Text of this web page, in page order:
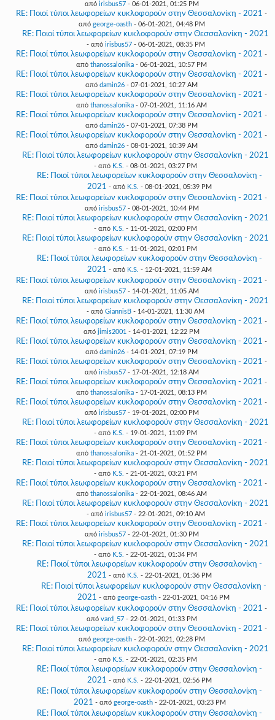
από irisbus57- 06-01-2021, 01:25 PM
RE: Ποιοί τύποι λεωφορείων κυκλοφορούν στην Θεσσαλονίκη - 2021 -
από george-oasth- 06-01-2021, 04:48 PM
RE: Ποιοί τύποι λεωφορείων κυκλοφορούν στην Θεσσαλονίκη - 2021
- από irisbus57- 06-01-2021, 08:35 PM
RE: Ποιοί τύποι λεωφορείων κυκλοφορούν στην Θεσσαλονίκη - 2021 -
από thanossalonika - 06-01-2021, 10:57 PM
RE: Ποιοί τύποι λεωφορείων κυκλοφορούν στην Θεσσαλονίκη - 2021 -
από damin26 - 07-01-2021, 10:27 AM
RE: Ποιοί τύποι λεωφορείων κυκλοφορούν στην Θεσσαλονίκη - 2021 -
από thanossalonika - 07-01-2021, 11:16 AM
RE: Ποιοί τύποι λεωφορείων κυκλοφορούν στην Θεσσαλονίκη - 2021 -
από damin26 - 07-01-2021, 07:38 PM
RE: Ποιοί τύποι λεωφορείων κυκλοφορούν στην Θεσσαλονίκη - 2021 -
από damin26 - 08-01-2021, 10:39 AM
RE: Ποιοί τύποι λεωφορείων κυκλοφορούν στην Θεσσαλονίκη - 2021
- από K.S. - 08-01-2021, 03:27 PM
RE: Ποιοί τύποι λεωφορείων κυκλοφορούν στην Θεσσαλονίκη -
2021 - από K.S. - 08-01-2021, 05:39 PM
RE: Ποιοί τύποι λεωφορείων κυκλοφορούν στην Θεσσαλονίκη - 2021 -
από irisbus57- 08-01-2021, 10:44 PM
RE: Ποιοί τύποι λεωφορείων κυκλοφορούν στην Θεσσαλονίκη - 2021
- από K.S. - 11-01-2021, 02:00 PM
RE: Ποιοί τύποι λεωφορείων κυκλοφορούν στην Θεσσαλονίκη - 2021
- από K.S. - 11-01-2021, 02:01 PM
RE: Ποιοί τύποι λεωφορείων κυκλοφορούν στην Θεσσαλονίκη -
2021 - από K.S. - 12-01-2021, 11:59 AM
RE: Ποιοί τύποι λεωφορείων κυκλοφορούν στην Θεσσαλονίκη - 2021 -
από irisbus57- 14-01-2021, 11:05 AM
RE: Ποιοί τύποι λεωφορείων κυκλοφορούν στην Θεσσαλονίκη - 2021
- από GiannisB - 14-01-2021, 11:30 AM
RE: Ποιοί τύποι λεωφορείων κυκλοφορούν στην Θεσσαλονίκη - 2021 -
από jimis2001 - 14-01-2021, 12:22 PM
RE: Ποιοί τύποι λεωφορείων κυκλοφορούν στην Θεσσαλονίκη - 2021 -
από damin26 - 14-01-2021, 07:19 PM
RE: Ποιοί τύποι λεωφορείων κυκλοφορούν στην Θεσσαλονίκη - 2021 -
από irisbus57- 17-01-2021, 12:18 AM
RE: Ποιοί τύποι λεωφορείων κυκλοφορούν στην Θεσσαλονίκη - 2021 -
από thanossalonika - 17-01-2021, 08:13 PM
RE: Ποιοί τύποι λεωφορείων κυκλοφορούν στην Θεσσαλονίκη - 2021 -
από irisbus57- 19-01-2021, 02:00 PM
RE: Ποιοί τύποι λεωφορείων κυκλοφορούν στην Θεσσαλονίκη - 2021
- από K.S. - 19-01-2021, 11:09 PM
RE: Ποιοί τύποι λεωφορείων κυκλοφορούν στην Θεσσαλονίκη - 2021 -
από thanossalonika - 21-01-2021, 01:52 PM
RE: Ποιοί τύποι λεωφορείων κυκλοφορούν στην Θεσσαλονίκη - 2021
- από K.S. - 21-01-2021, 03:21 PM
RE: Ποιοί τύποι λεωφορείων κυκλοφορούν στην Θεσσαλονίκη - 2021 -
από thanossalonika - 22-01-2021, 08:46 AM
RE: Ποιοί τύποι λεωφορείων κυκλοφορούν στην Θεσσαλονίκη - 2021
- από irisbus57- 22-01-2021, 09:10 AM
RE: Ποιοί τύποι λεωφορείων κυκλοφορούν στην Θεσσαλονίκη - 2021 -
από irisbus57- 22-01-2021, 01:30 PM
RE: Ποιοί τύποι λεωφορείων κυκλοφορούν στην Θεσσαλονίκη - 2021
- από K.S. - 22-01-2021, 01:34 PM
RE: Ποιοί τύποι λεωφορείων κυκλοφορούν στην Θεσσαλονίκη -
2021 - από K.S. - 22-01-2021, 01:36 PM
RE: Ποιοί τύποι λεωφορείων κυκλοφορούν στην Θεσσαλονίκη -
2021 - από george-oasth - 22-01-2021, 04:16 PM
RE: Ποιοί τύποι λεωφορείων κυκλοφορούν στην Θεσσαλονίκη - 2021 -
από vard_57- 22-01-2021, 01:33 PM
RE: Ποιοί τύποι λεωφορείων κυκλοφορούν στην Θεσσαλονίκη - 2021 -
από george-oasth- 22-01-2021, 02:28 PM
RE: Ποιοί τύποι λεωφορείων κυκλοφορούν στην Θεσσαλονίκη - 2021
- από K.S. - 22-01-2021, 02:35 PM
RE: Ποιοί τύποι λεωφορείων κυκλοφορούν στην Θεσσαλονίκη -
2021 - από K.S. - 22-01-2021, 02:56 PM
RE: Ποιοί τύποι λεωφορείων κυκλοφορούν στην Θεσσαλονίκη -
2021 - από george-oasth- 22-01-2021, 03:23 PM
RE: Ποιοί τύποι λεωφορείων κυκλοφορούν στην Θεσσαλονίκη -